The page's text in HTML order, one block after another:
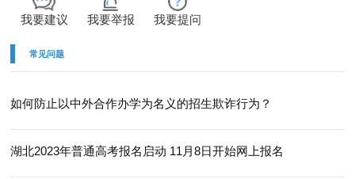
我要建议 我要举报 我要提问
常见问题
如何防止以中外合作办学为名义的招生欺诈行为？
湖北2023年普通高考报名启动 11月8日开始网上报名